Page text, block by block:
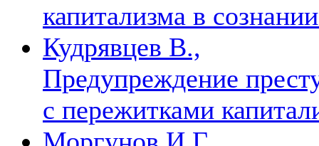
капитализма в
Кудрявцев В.,
Предупреждение
с пережитками